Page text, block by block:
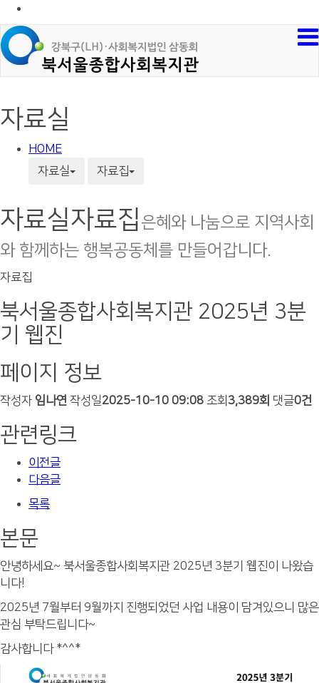
자료실
HOME
자료실
자료집
자료실자료집은혜와 나눔으로 지역사회
와 함께하는 행복공동체를 만들어갑니다.
자료집
북서울종합사회복지관 2025년 3분
기 웹진
페이지 정보
작성자 임나연 작성일2025-10-10 09:08 조회 3,389회 댓글0건
관련링크
이전글
다음글
목록
본문
안녕하세요~ 북서울종합사회복지관 2025년 3분기 웹진이 나왔습
니다!
2025년 7월부터 9월까지 진행되었던 사업 내용이 담겨있으니 많은
관심 부탁드립니다~
감사합니다 *^^*